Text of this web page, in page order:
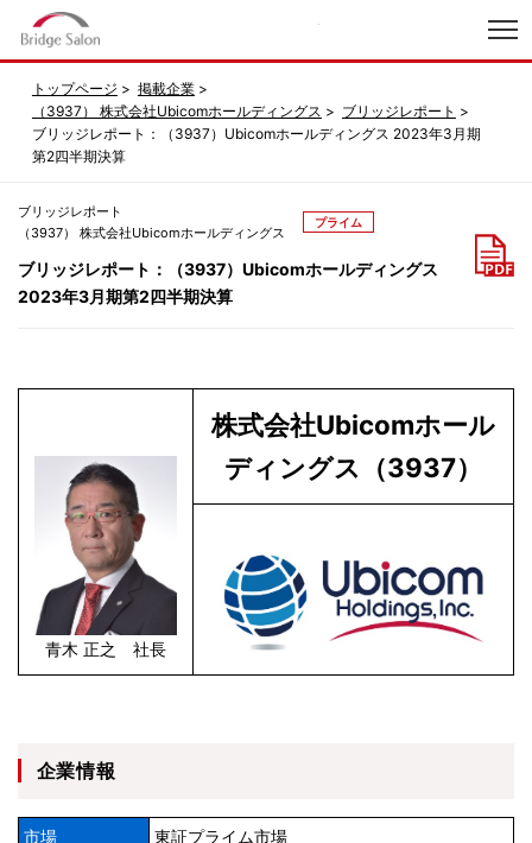
トップページ
掲載企業
（3937） 株式会社Ubicomホールディングス
ブリッジレポート
ブリッジレポート：（3937）Ubicomホールディングス 2023年3月期
第2四半期決算
ブリッジレポート
（3937） 株式会社Ubicomホールディングス
プライム
ブリッジレポート：（3937）Ubicomホールディングス
2023年3月期第2四半期決算
青木 正之 社長
株式会社Ubicomホール
ディングス（3937）
企業情報
市場
東証プライム市場